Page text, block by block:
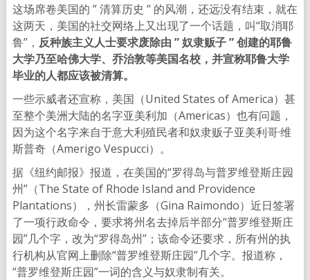
这场席卷美国的 ” 清算历史 ” 的风潮，还远没有结束，就在
这两天，美国的社交网络上又出现了一个话题，叫“取消耶
鲁”， 反种族主义人士要求废除由 ” 奴隶贩子 ” 创建的耶鲁
大学乃至哈佛大学、乔治敦等美国名校，并宣称耶鲁大学
毕业的人都应该被清算。
一些示威者还宣称，美国（United States of America）甚
至整个美洲大陆的名字亚美利加（Americas）也有问题，
因为这个名字来自于意大利殖民者和奴隶贩子亚美利哥·维
斯普奇（Amerigo Vespucci）。
据《纽约邮报》报道，在美国的“罗得岛与普罗维登斯庄园
州”（The State of Rhode Island and Providence
Plantations），州长雷蒙多（Gina Raimondo）近日签署
了一项行政命令，要求将州名去掉后半部分“普罗维登斯庄
园”几个字，改为“罗得岛州”；该命令还要求，所有州的执
行机构从官网上删除“普罗维登斯庄园”几个字。报道称，
“普罗维登斯庄园”一词的含义与奴隶制有关。